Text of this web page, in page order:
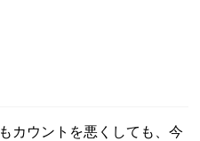
カウントを悪くしても、今